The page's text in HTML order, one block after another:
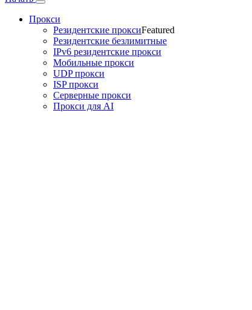
Прокси
Резидентские проксиFeatured
Резидентские безлимитные
IPv6 резидентские прокси
Мобильные прокси
UDP прокси
ISP прокси
Серверные прокси
Прокси для AI